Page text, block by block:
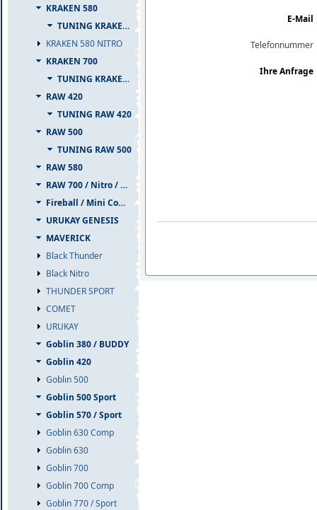
KRAKEN 580
TUNING KRAKEN 580
KRAKEN 580 NITRO
KRAKEN 700
TUNING KRAKEN 700
RAW 420
TUNING RAW 420
RAW 500
TUNING RAW 500
RAW 580
RAW 700 / Nitro / PIUMA
Fireball / Mini Comet
URUKAY GENESIS
MAVERICK
Black Thunder
Black Nitro
THUNDER SPORT
COMET
URUKAY
Goblin 380 / BUDDY
Goblin 420
Goblin 500
Goblin 500 Sport
Goblin 570 / Sport
Goblin 630 Comp
Goblin 630
Goblin 700
Goblin 700 Comp
Goblin 770 / Sport
E-Mail
Telefonnummer
Ihre Anfrage